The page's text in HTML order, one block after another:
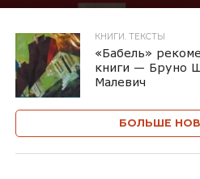
КНИГИ. ТЕКСТЫ
«Бабель»
книги — Бруно
Малевич
БОЛЬШЕ